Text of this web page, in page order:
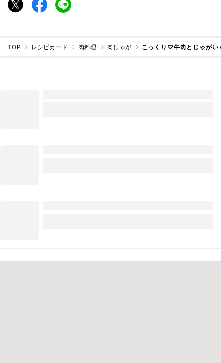
TOP レシピカード 肉料理 肉じゃが こっくり♡牛肉とじゃがい